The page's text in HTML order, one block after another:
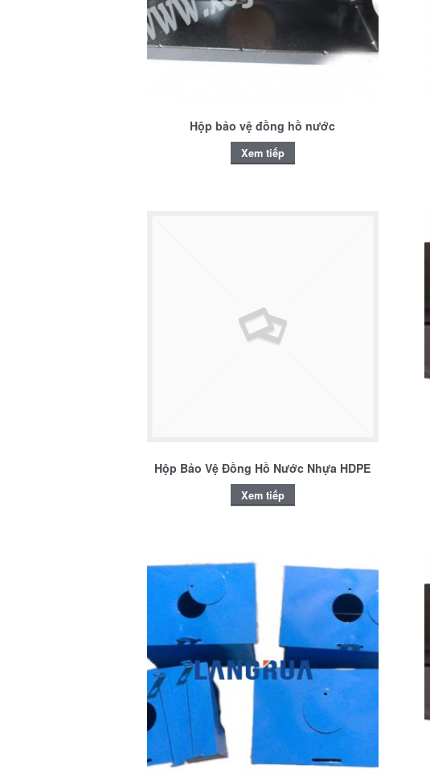
Hộp bảo vệ đồng hồ nước
Xem tiếp
Hộp Bảo Vệ Đồng Hồ Nước Nhựa HDPE
Xem tiếp